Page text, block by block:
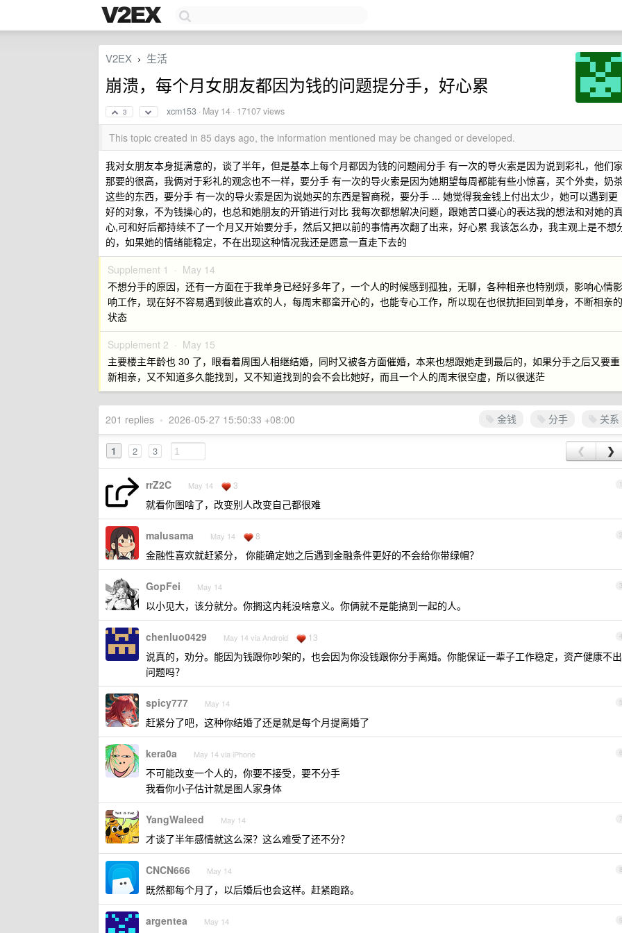
V2EX › 生活
崩溃，每个月女朋友都因为钱的问题提分手，好心累
3 xcm153 · May 14 · 17107 views
This topic created in 85 days ago, the information mentioned may be changed or developed.
我对女朋友本身挺满意的，谈了半年，但是基本上每个月都因为钱的问题闹分手 有一次的导火索是因为说到彩礼，他们家
那要的很高，我俩对于彩礼的观念也不一样，要分手 有一次的导火索是因为她期望每周都能有些小惊喜，买个外卖，奶
这些的东西，要分手 有一次的导火索是因为说她买的东西是智商税，要分手 ... 她觉得我金钱上付出太少，她可以遇到更
好的对象，不为钱操心的，也总和她朋友的开销进行对比 我每次都想解决问题，跟她苦口婆心的表达我的想法和对她的
心,可和好后都持续不了一个月又开始要分手，然后又把以前的事情再次翻了出来，好心累 我该怎么办，我主观上是不想
的，如果她的情绪能稳定，不在出现这种情况我还是愿意一直走下去的
Supplement 1 · May 14
不想分手的原因，还有一方面在于我单身已经好多年了，一个人的时候感到孤独，无聊，各种相亲也特别烦，影响心情影
响工作，现在好不容易遇到彼此喜欢的人，每周末都蛮开心的，也能专心工作，所以现在也很抗拒回到单身，不断相亲的
状态
Supplement 2 · May 15
主要楼主年龄也 30 了，眼看着周围人相继结婚，同时又被各方面催婚，本来也想跟她走到最后的，如果分手之后又要重
新相亲，又不知道多久能找到，又不知道找到的会不会比她好，而且一个人的周末很空虚，所以很迷茫
金钱 分手 关系
201 replies • 2026-05-27 15:50:33 +08:00
1 2 3 ❮ ❯
1
rrZ2C May 14 3
就看你图啥了，改变别人改变自己都很难
2
malusama May 14 8
金融性喜欢就赶紧分， 你能确定她之后遇到金融条件更好的不会给你带绿帽？
3
GopFei May 14
以小见大，该分就分。你搁这内耗没啥意义。你俩就不是能搞到一起的人。
4
chenluo0429 May 14 via Android 13
说真的，劝分。能因为钱跟你吵架的，也会因为你没钱跟你分手离婚。你能保证一辈子工作稳定，资产健康不出
问题吗？
5
spicy777 May 14
赶紧分了吧，这种你结婚了还是就是每个月提离婚了
6
kera0a May 14 via iPhone
不可能改变一个人的，你要不接受，要不分手
我看你小子估计就是图人家身体
7
YangWaleed May 14
才谈了半年感情就这么深？这么难受了还不分？
8
CNCN666 May 14
既然都每个月了，以后婚后也会这样。赶紧跑路。
9
argentea May 14